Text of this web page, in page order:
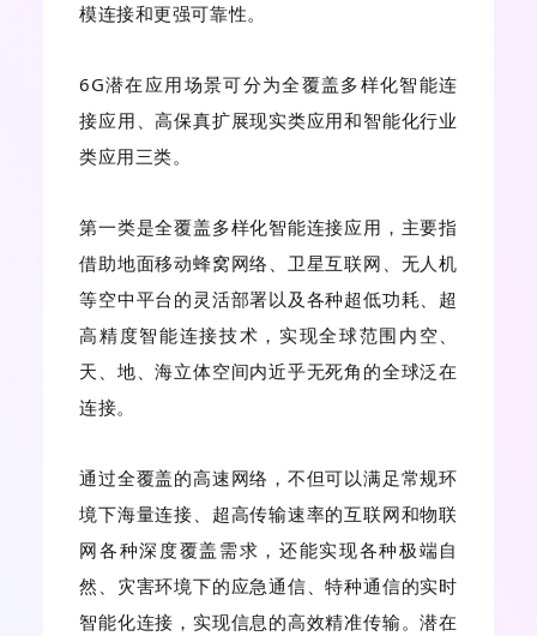
模连接和更强可靠性。
6G潜在应用场景可分为全覆盖多样化智能连
接应用、高保真扩展现实类应用和智能化行业
类应用三类。
第一类是全覆盖多样化智能连接应用，主要指
借助地面移动蜂窝网络、卫星互联网、无人机
等空中平台的灵活部署以及各种超低功耗、超
高精度智能连接技术，实现全球范围内空、
天、地、海立体空间内近乎无死角的全球泛在
连接。
通过全覆盖的高速网络，不但可以满足常规环
境下海量连接、超高传输速率的互联网和物联
网各种深度覆盖需求，还能实现各种极端自
然、灾害环境下的应急通信、特种通信的实时
智能化连接，实现信息的高效精准传输。潜在